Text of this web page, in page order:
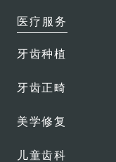
磨牙保护套
特色服务
保险直付
会员俱乐部
医疗服务
牙齿种植
牙齿正畸
美学修复
儿童齿科